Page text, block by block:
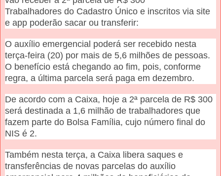
Trabalhadores do Cadastro Único e inscritos via site
e app poderão sacar ou transferir:
O auxílio emergencial poderá ser recebido nesta
terça-feira (20) por mais de 5,6 milhões de pessoas.
O benefício está chegando ao fim, pois, conforme
regra, a última parcela será paga em dezembro.
De acordo com a Caixa, hoje a 2ª parcela de R$ 300
será destinada a 1,6 milhão de trabalhadores que
fazem parte do Bolsa Família, cujo número final do
NIS é 2.
Também nesta terça, a Caixa libera saques e
transferências de novas parcelas do auxílio